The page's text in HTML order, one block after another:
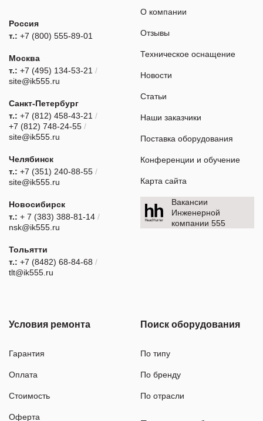
Россия
т.: +7 (800) 555-89-01
Москва
т.: +7 (495) 134-53-21 /
site@ik555.ru
Санкт-Петербург
т.: +7 (812) 458-43-21 /
+7 (812) 748-24-55 /
site@ik555.ru
Челябинск
т.: +7 (351) 240-88-55 /
site@ik555.ru
Новосибирск
т.: + 7 (383) 388-81-14 /
nsk@ik555.ru
Тольятти
т.: +7 (8482) 68-84-68 /
tlt@ik555.ru
О компании
Отзывы
Техническое оснащение
Новости
Статьи
Наши заказчики
Поставка оборудования
Конференции и обучение
Карта сайта
Вакансии
Инженерной
компании 555
Условия ремонта
Гарантия
Оплата
Стоимость
Оферта
Поиск оборудования
По типу
По бренду
По отрасли